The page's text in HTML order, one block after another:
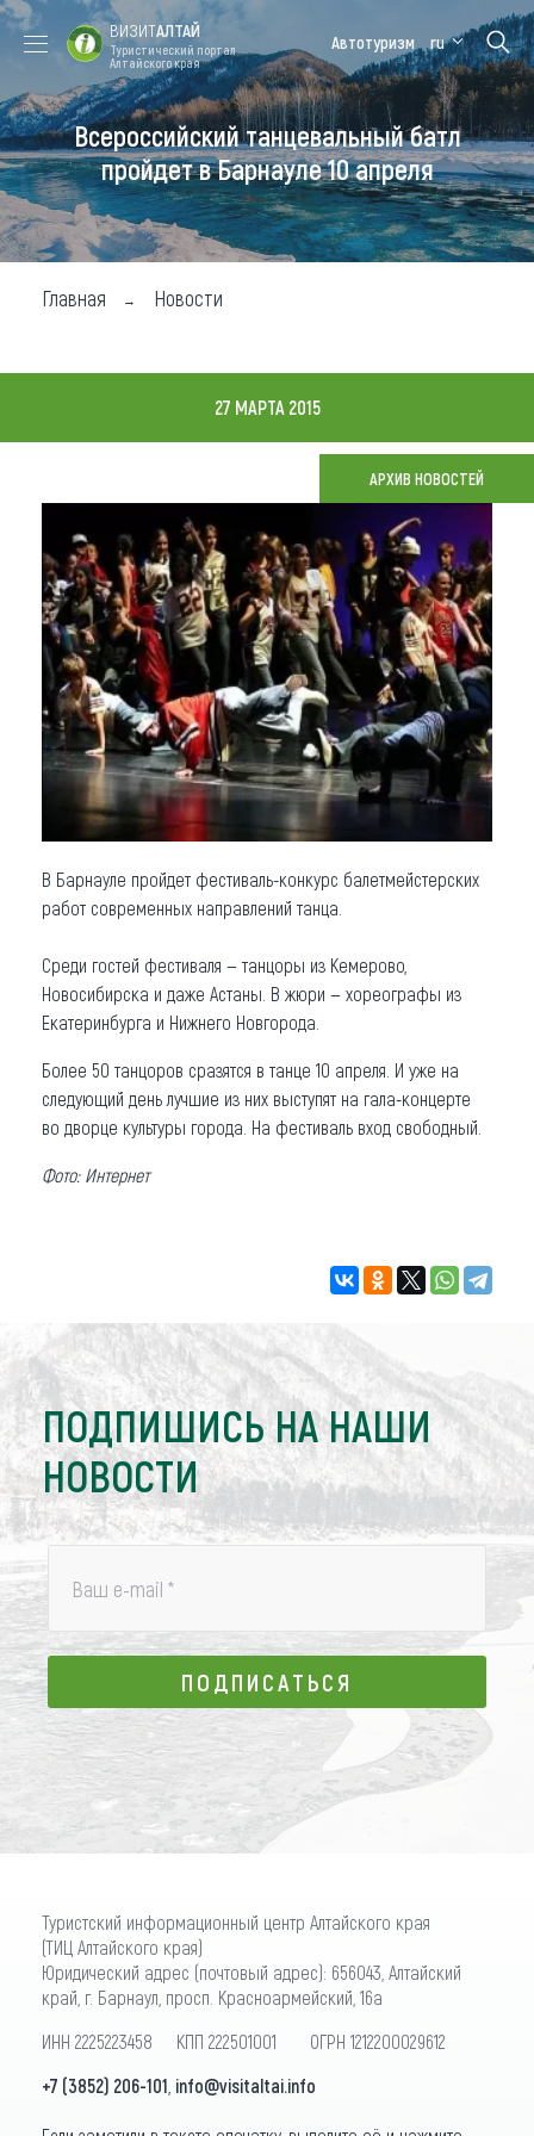
Форум VISIT
ALTAI
Цветение
маральника
Медицинский
форум
Алтайская
зимовка
Туры
Где побывать
Чем заняться
Где остановиться
Новости
Что привезти (сувениры)
О регионе
Коллекция впечатлений
Другие рубрики
ВИЗИТАЛТАЙ
Туристический портал
Алтайского края
Автотуризм ru
Всероссийский танцевальный батл
пройдет в Барнауле 10 апреля
Главная Новости
27 МАРТА 2015
АРХИВ НОВОСТЕЙ
В Барнауле пройдет фестиваль-конкурс балетмейстерских
работ современных направлений танца.
Среди гостей фестиваля — танцоры из Кемерово,
Новосибирска и даже Астаны. В жюри — хореографы из
Екатеринбурга и Нижнего Новгорода.
Более 50 танцоров сразятся в танце 10 апреля. И уже на
следующий день лучшие из них выступят на гала-концерте
во дворце культуры города. На фестиваль вход свободный.
Фото: Интернет
ПОДПИШИСЬ НА НАШИ
НОВОСТИ
Ваш e-mail *
ПОДПИСАТЬСЯ
ПОДПИСАТЬСЯ
Туристский информационный центр Алтайского края
(ТИЦ Алтайского края)
Юридический адрес (почтовый адрес): 656043, Алтайский
край, г. Барнаул, просп. Красноармейский, 16а
ИНН 2225223458 КПП 222501001 ОГРН 1212200029612
+7 (3852) 206-101 info@visitaltai.info